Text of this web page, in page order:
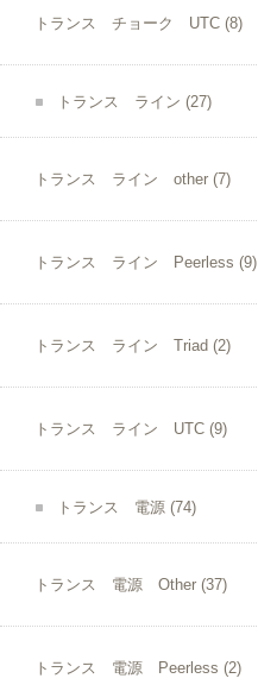
トランス チョーク UTC (8)
トランス ライン (27)
トランス ライン other (7)
トランス ライン Peerless (9)
トランス ライン Triad (2)
トランス ライン UTC (9)
トランス 電源 (74)
トランス 電源 Other (37)
トランス 電源 Peerless (2)